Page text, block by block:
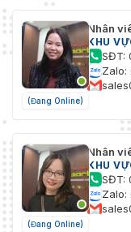
(Đang Online)
Nhân
KHU
SĐT:
Zalo:
(Đang Online)
Nhân
KHU
SĐT:
Zalo: